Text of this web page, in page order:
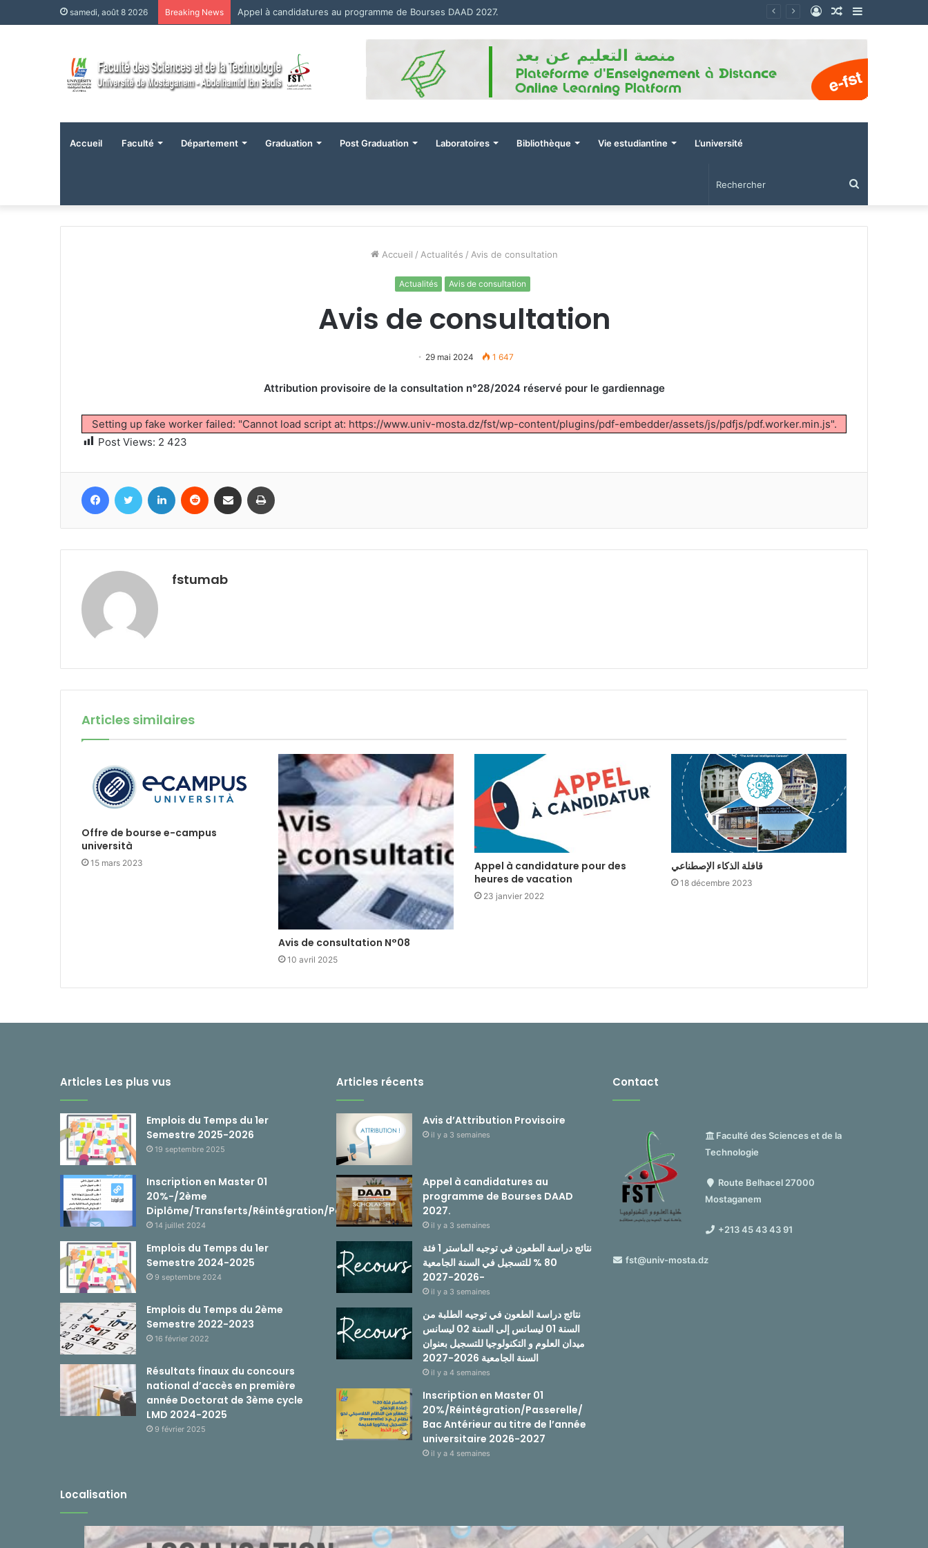
samedi, août 8 2026 Breaking News Appel à candidatures au programme de Bourses DAAD 2027.
Sidebar
latérale)
Article
Connexion
Accueil Faculté Département Graduation Post Graduation Laboratoires Bibliothèque Vie estudiantine L’université
Accueil / Actualités / Avis de consultation
Actualités Avis de consultation
Avis de consultation
29 mai 2024 1 647
Attribution provisoire de la consultation n°28/2024 réservé pour le gardiennage
Setting up fake worker failed: "Cannot load script at: https://www.univ-mosta.dz/fst/wp-content/plugins/pdf-embedder/assets/js/pdfjs/pdf.worker.min.js".
Post Views: 2 423
FacebookTwitter Linkedin Reddit Partager par email
fstumab
Articles similaires
Offre de bourse e-campus
università
15 mars 2023
Avis de consultation N°08
10 avril 2025
Appel à candidature pour des
heures de vacation
23 janvier 2022
قافلة الذكاء الإصطناعي
18 décembre 2023
Articles Les plus vus
Emplois du Temps du 1er
Semestre 2025-2026
19 septembre 2025
Inscription en Master 01
20%-/2ème
Diplôme/Transferts/Réintégration/Passerelle
14 juillet 2024
Emplois du Temps du 1er
Semestre 2024-2025
9 septembre 2024
Emplois du Temps du 2ème
Semestre 2022-2023
16 février 2022
Résultats finaux du concours
national d’accès en première
année Doctorat de 3ème cycle
LMD 2024-2025
9 février 2025
Articles récents
Avis d’Attribution Provisoire
il y a 3 semaines
Appel à candidatures au
programme de Bourses DAAD
2027.
il y a 3 semaines
نتائج دراسة الطعون في توجيه الماستر 1 فئة
80 % للتسجيل في السنة الجامعية
-2026-2027
il y a 3 semaines
نتائج دراسة الطعون في توجيه الطلبة من
السنة 01 ليسانس إلى السنة 02 ليسانس
ميدان العلوم و التكنولوجيا للتسجيل بعنوان
السنة الجامعية 2026-2027
il y a 4 semaines
Inscription en Master 01
20%/Réintégration/Passerelle/
Bac Antérieur au titre de l’année
universitaire 2026-2027
il y a 4 semaines
Contact
Faculté des Sciences et de la
Technologie
Route Belhacel 27000
Mostaganem
+213 45 43 43 91
fst@univ-mosta.dz
Localisation